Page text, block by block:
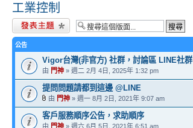
工業控制
發表新主題
公告
Vigor台灣(非官方) 社群，討論區 LINE社群
由 門神 » 週二 2月 4日, 2025年 1:32 pm
提問問題請都到這邊 @LINE
由 門神 » 週一 8月 2日, 2021年 9:07 am
客戶服務順序公告，求助順序
由 門神 » 週六 6月 5日, 2021年 6:51 am